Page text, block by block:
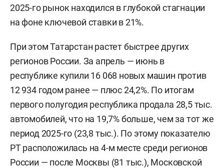
2025-го рынок находился в глубокой стагнации
на фоне ключевой ставки в 21%.
При этом Татарстан растет быстрее других
регионов России. За апрель — июнь в
республике купили 16 068 новых машин против
12 934 годом ранее — плюс 24,2%. По итогам
первого полугодия республика продала 28,5 тыс.
автомобилей, что на 19,7% больше, чем за тот же
период 2025-го (23,8 тыс.). По этому показателю
РТ расположилась на 4-м месте среди регионов
России — после Москвы (81 тыс.), Московской